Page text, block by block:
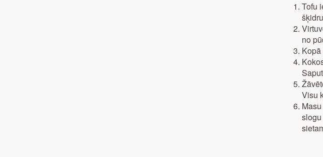
Tofu
no
Visu